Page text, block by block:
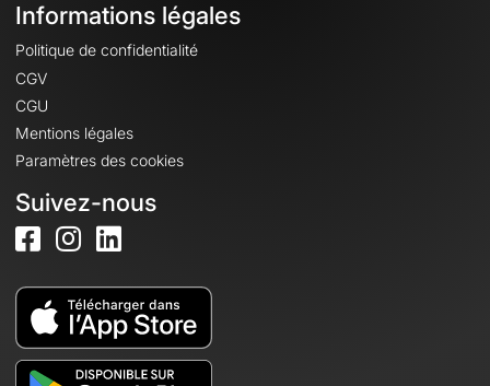
Informations légales
Politique de confidentialité
CGV
CGU
Mentions légales
Paramètres des cookies
Suivez-nous